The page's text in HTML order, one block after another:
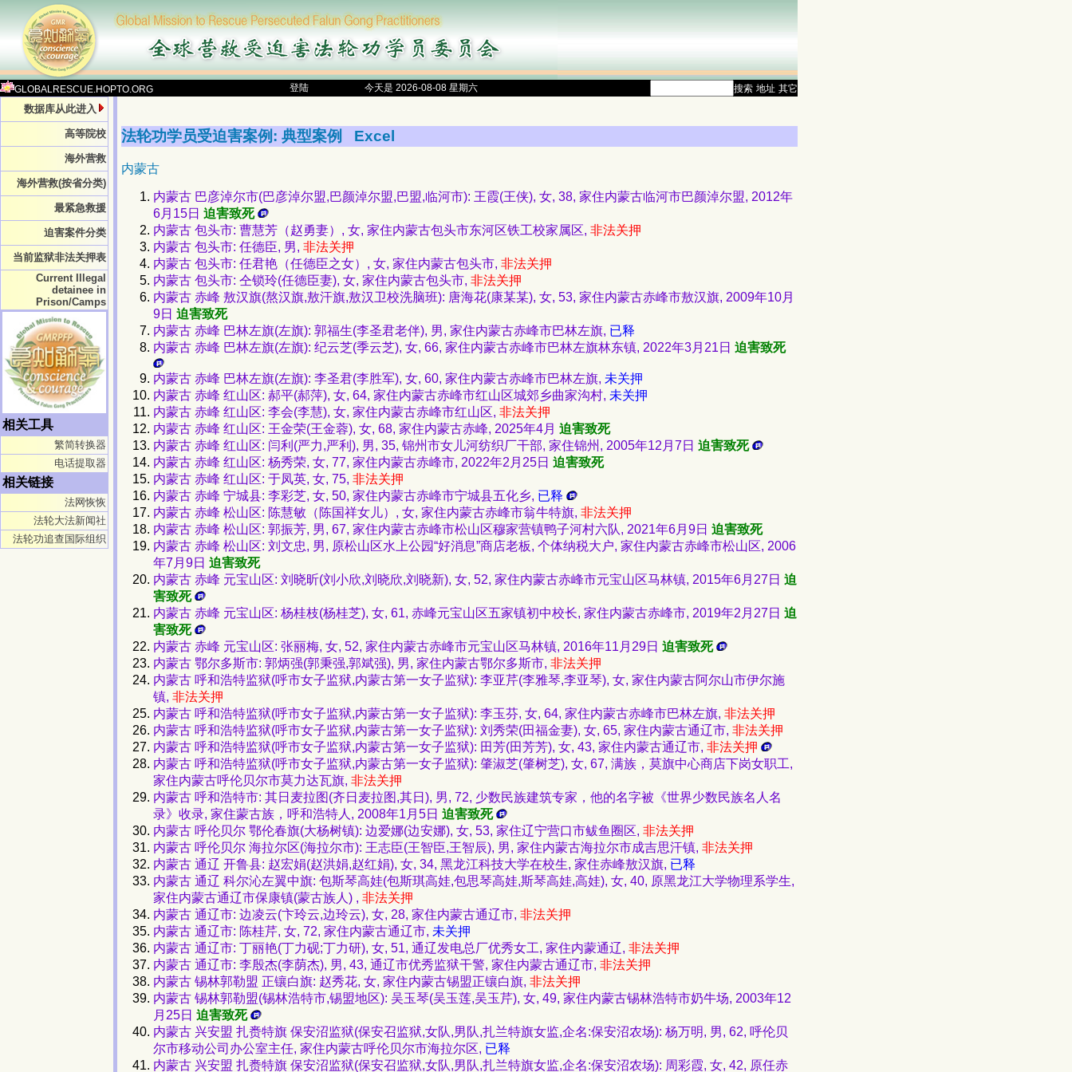
GLOBALRESCUE.HOPTO.ORG 登陆 今天是 2026-08-08 星期六 搜索 地址 其它
数据库从此进入
高等院校
海外营救
海外营救(按省分类)
最紧急救援
迫害案件分类
当前监狱非法关押表
Current Illegal
detainee in
Prison/Camps
相关工具
繁简转换器
电话提取器
相关链接
法网恢恢
法轮大法新闻社
法轮功追查国际组织
法轮功学员受迫害案例: 典型案例 Excel
内蒙古
内蒙古 巴彦淖尔市(巴彦淖尔盟,巴颜淖尔盟,巴盟,临河市): 王霞(王侠), 女, 38, 家住内蒙古临河市巴颜淖尔盟, 2012年
6月15日 迫害致死
内蒙古 包头市: 曹慧芳（赵勇妻）, 女, 家住内蒙古包头市东河区铁工校家属区, 非法关押
内蒙古 包头市: 任德臣, 男, 非法关押
内蒙古 包头市: 任君艳（任德臣之女）, 女, 家住内蒙古包头市, 非法关押
内蒙古 包头市: 仝锁玲(任德臣妻), 女, 家住内蒙古包头市, 非法关押
内蒙古 赤峰 敖汉旗(熬汉旗,敖汗旗,敖汉卫校洗脑班): 唐海花(康某某), 女, 53, 家住内蒙古赤峰市敖汉旗, 2009年10月
9日 迫害致死
内蒙古 赤峰 巴林左旗(左旗): 郭福生(李圣君老伴), 男, 家住内蒙古赤峰市巴林左旗, 已释
内蒙古 赤峰 巴林左旗(左旗): 纪云芝(季云芝), 女, 66, 家住内蒙古赤峰市巴林左旗林东镇, 2022年3月21日 迫害致死
内蒙古 赤峰 巴林左旗(左旗): 李圣君(李胜军), 女, 60, 家住内蒙古赤峰市巴林左旗, 未关押
内蒙古 赤峰 红山区: 郝平(郝萍), 女, 64, 家住内蒙古赤峰市红山区城郊乡曲家沟村, 未关押
内蒙古 赤峰 红山区: 李会(李慧), 女, 家住内蒙古赤峰市红山区, 非法关押
内蒙古 赤峰 红山区: 王金荣(王金蓉), 女, 68, 家住内蒙古赤峰, 2025年4月 迫害致死
内蒙古 赤峰 红山区: 闫利(严力,严利), 男, 35, 锦州市女儿河纺织厂干部, 家住锦州, 2005年12月7日 迫害致死
内蒙古 赤峰 红山区: 杨秀荣, 女, 77, 家住内蒙古赤峰市, 2022年2月25日 迫害致死
内蒙古 赤峰 红山区: 于凤英, 女, 75, 非法关押
内蒙古 赤峰 宁城县: 李彩芝, 女, 50, 家住内蒙古赤峰市宁城县五化乡, 已释
内蒙古 赤峰 松山区: 陈慧敏（陈国祥女儿）, 女, 家住内蒙古赤峰市翁牛特旗, 非法关押
内蒙古 赤峰 松山区: 郭振芳, 男, 67, 家住内蒙古赤峰市松山区穆家营镇鸭子河村六队, 2021年6月9日 迫害致死
内蒙古 赤峰 松山区: 刘文忠, 男, 原松山区水上公园“好消息”商店老板, 个体纳税大户, 家住内蒙古赤峰市松山区, 2006
年7月9日 迫害致死
内蒙古 赤峰 元宝山区: 刘晓昕(刘小欣,刘晓欣,刘晓新), 女, 52, 家住内蒙古赤峰市元宝山区马林镇, 2015年6月27日 迫
害致死
内蒙古 赤峰 元宝山区: 杨桂枝(杨桂芝), 女, 61, 赤峰元宝山区五家镇初中校长, 家住内蒙古赤峰市, 2019年2月27日 迫
害致死
内蒙古 赤峰 元宝山区: 张丽梅, 女, 52, 家住内蒙古赤峰市元宝山区马林镇, 2016年11月29日 迫害致死
内蒙古 鄂尔多斯市: 郭炳强(郭秉强,郭斌强), 男, 家住内蒙古鄂尔多斯市, 非法关押
内蒙古 呼和浩特监狱(呼市女子监狱,内蒙古第一女子监狱): 李亚芹(李雅琴,李亚琴), 女, 家住内蒙古阿尔山市伊尔施
镇, 非法关押
内蒙古 呼和浩特监狱(呼市女子监狱,内蒙古第一女子监狱): 李玉芬, 女, 64, 家住内蒙古赤峰市巴林左旗, 非法关押
内蒙古 呼和浩特监狱(呼市女子监狱,内蒙古第一女子监狱): 刘秀荣(田福金妻), 女, 65, 家住内蒙古通辽市, 非法关押
内蒙古 呼和浩特监狱(呼市女子监狱,内蒙古第一女子监狱): 田芳(田芳芳), 女, 43, 家住内蒙古通辽市, 非法关押
内蒙古 呼和浩特监狱(呼市女子监狱,内蒙古第一女子监狱): 肇淑芝(肇树芝), 女, 67, 满族，莫旗中心商店下岗女职工,
家住内蒙古呼伦贝尔市莫力达瓦旗, 非法关押
内蒙古 呼和浩特市: 其日麦拉图(齐日麦拉图,其日), 男, 72, 少数民族建筑专家，他的名字被《世界少数民族名人名
录》收录, 家住蒙古族，呼和浩特人, 2008年1月5日 迫害致死
内蒙古 呼伦贝尔 鄂伦春旗(大杨树镇): 边爱娜(边安娜), 女, 53, 家住辽宁营口市鲅鱼圈区, 非法关押
内蒙古 呼伦贝尔 海拉尔区(海拉尔市): 王志臣(王智臣,王智辰), 男, 家住内蒙古海拉尔市成吉思汗镇, 非法关押
内蒙古 通辽 开鲁县: 赵宏娟(赵洪娟,赵红娟), 女, 34, 黑龙江科技大学在校生, 家住赤峰敖汉旗, 已释
内蒙古 通辽 科尔沁左翼中旗: 包斯琴高娃(包斯琪高娃,包思琴高娃,斯琴高娃,高娃), 女, 40, 原黑龙江大学物理系学生,
家住内蒙古通辽市保康镇(蒙古族人) , 非法关押
内蒙古 通辽市: 边凌云(卞玲云,边玲云), 女, 28, 家住内蒙古通辽市, 非法关押
内蒙古 通辽市: 陈桂芹, 女, 72, 家住内蒙古通辽市, 未关押
内蒙古 通辽市: 丁丽艳(丁力砚;丁力研), 女, 51, 通辽发电总厂优秀女工, 家住内蒙通辽, 非法关押
内蒙古 通辽市: 李殷杰(李荫杰), 男, 43, 通辽市优秀监狱干警, 家住内蒙古通辽市, 非法关押
内蒙古 锡林郭勒盟 正镶白旗: 赵秀花, 女, 家住内蒙古锡盟正镶白旗, 非法关押
内蒙古 锡林郭勒盟(锡林浩特市,锡盟地区): 吴玉琴(吴玉莲,吴玉芹), 女, 49, 家住内蒙古锡林浩特市奶牛场, 2003年12
月25日 迫害致死
内蒙古 兴安盟 扎赉特旗 保安沼监狱(保安召监狱,女队,男队,扎兰特旗女监,企名:保安沼农场): 杨万明, 男, 62, 呼伦贝
尔市移动公司办公室主任, 家住内蒙古呼伦贝尔市海拉尔区, 已释
内蒙古 兴安盟 扎赉特旗 保安沼监狱(保安召监狱,女队,男队,扎兰特旗女监,企名:保安沼农场): 周彩霞, 女, 42, 原任赤